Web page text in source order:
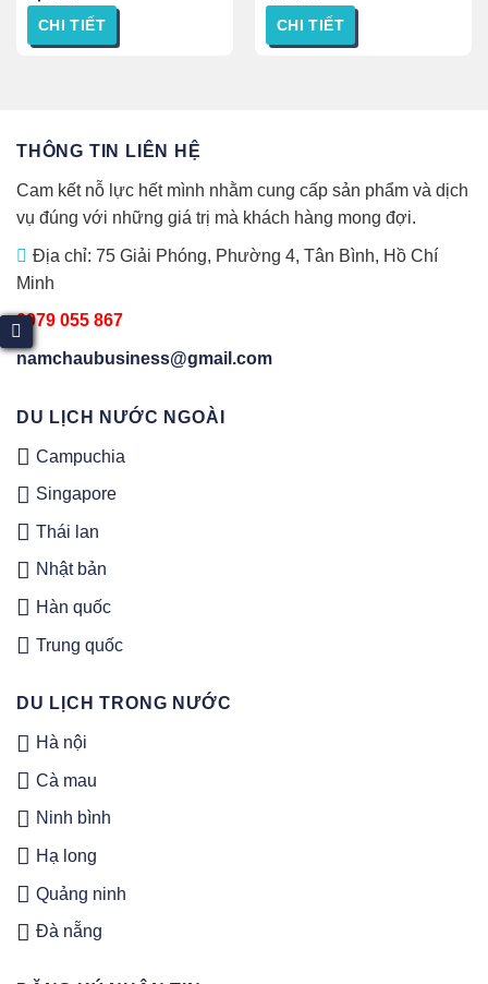
CHI TIẾT
CHI TIẾT
THÔNG TIN LIÊN HỆ
Cam kết nỗ lực hết mình nhằm cung cấp sản phẩm và dịch
vụ đúng với những giá trị mà khách hàng mong đợi.
Địa chỉ: 75 Giải Phóng, Phường 4, Tân Bình, Hồ Chí
Minh
0979 055 867
namchaubusiness@gmail.com
DU LỊCH NƯỚC NGOÀI
Campuchia
Singapore
Thái lan
Nhật bản
Hàn quốc
Trung quốc
DU LỊCH TRONG NƯỚC
Hà nội
Cà mau
Ninh bình
Hạ long
Quảng ninh
Đà nẵng